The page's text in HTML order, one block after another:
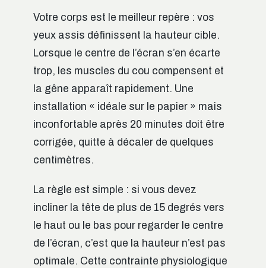
Votre corps est le meilleur repère : vos
yeux assis définissent la hauteur cible.
Lorsque le centre de l’écran s’en écarte
trop, les muscles du cou compensent et
la gêne apparaît rapidement. Une
installation « idéale sur le papier » mais
inconfortable après 20 minutes doit être
corrigée, quitte à décaler de quelques
centimètres.
La règle est simple : si vous devez
incliner la tête de plus de 15 degrés vers
le haut ou le bas pour regarder le centre
de l’écran, c’est que la hauteur n’est pas
optimale. Cette contrainte physiologique